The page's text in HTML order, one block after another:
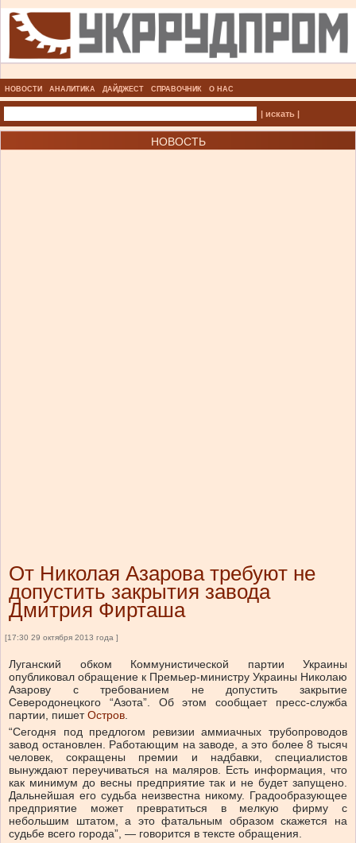
НОВОСТИ АНАЛИТИКА ДАЙДЖЕСТ СПРАВОЧНИК О НАС
| искать |
НОВОСТЬ
От Николая Азарова требуют не
допустить закрытия завода
Дмитрия Фирташа
[17:30 29 октября 2013 года ]
Луганский обком Коммунистической партии Украины
опубликовал обращение к Премьер-министру Украины Николаю
Азарову с требованием не допустить закрытие
Северодонецкого “Азота”. Об этом сообщает пресс-служба
партии, пишетОстров.
“Сегодня под предлогом ревизии аммиачных трубопроводов
завод остановлен. Работающим на заводе, а это более 8 тысяч
человек, сокращены премии и надбавки, специалистов
вынуждают переучиваться на маляров. Есть информация, что
как минимум до весны предприятие так и не будет запущено.
Дальнейшая его судьба неизвестна никому. Градообразующее
предприятие может превратиться в мелкую фирму с
небольшим штатом, а это фатальным образом скажется на
судьбе всего города”, — говорится в тексте обращения.